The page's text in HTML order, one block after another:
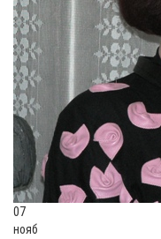
07
нояб